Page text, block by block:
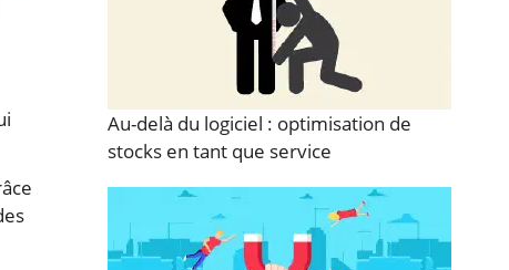
Au-delà du logiciel : optimisation de
stocks en tant que service